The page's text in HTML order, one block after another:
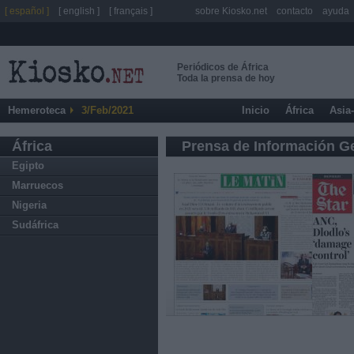
Periódicos de África
Toda la prensa de hoy
Hemeroteca 3/Feb/2021 Inicio África
África
Egipto
Marruecos
Nigeria
Sudáfrica
Prensa de Información
[ español ] [ english ] [ français ] sobre Kiosko.net contacto ayuda